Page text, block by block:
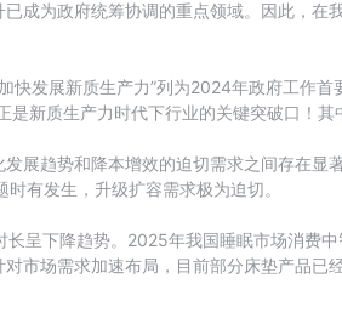
成为政府统筹协调的重点领域。因此，
快发展新质生产力”列为2024年政府工作
新质生产力时代下行业的关键突破口！
展趋势和降本增效的迫切需求之间存在显
有发生，升级扩容需求极为迫切。
呈下降趋势。2025年我国睡眠市场消费
市场需求加速布局，目前部分床垫产品已